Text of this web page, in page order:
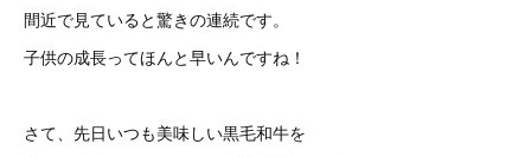
間近で見ていると驚きの連続です。
子供の成長ってほんと早いんですね！
さて、先日いつも美味しい黒毛和牛を